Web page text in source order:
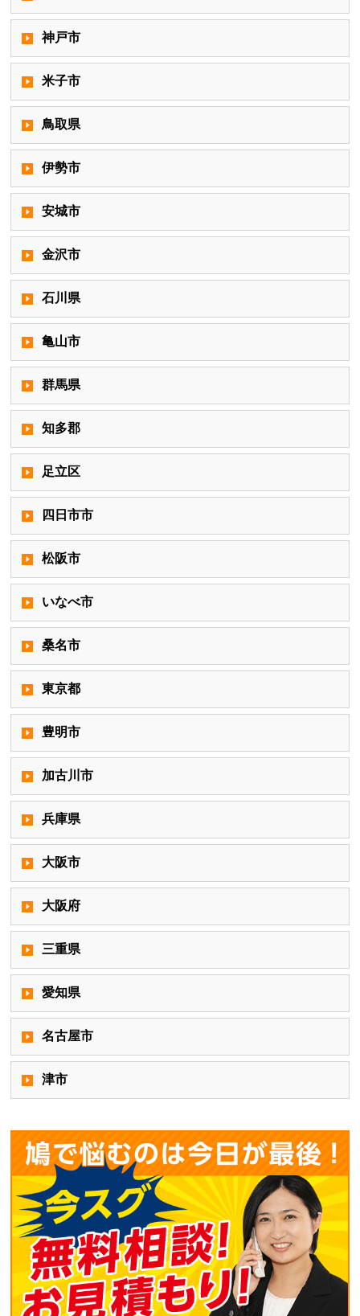
神戸市
米子市
鳥取県
伊勢市
安城市
金沢市
石川県
亀山市
群馬県
知多郡
足立区
四日市市
松阪市
いなべ市
桑名市
東京都
豊明市
加古川市
兵庫県
大阪市
大阪府
三重県
愛知県
名古屋市
津市